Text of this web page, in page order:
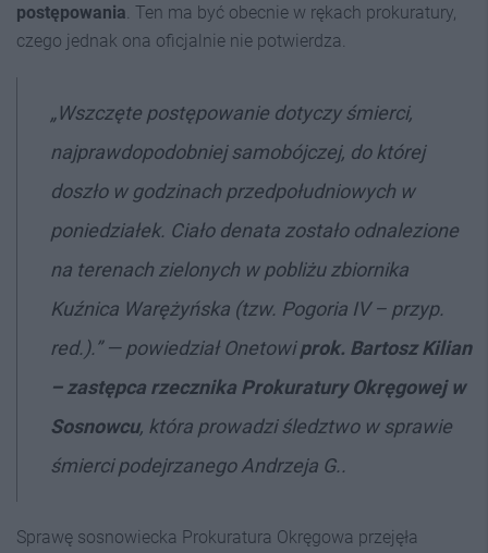
postępowania . Ten ma być obecnie w rękach prokuratury,
czego jednak ona oficjalnie nie potwierdza.
„Wszczęte postępowanie dotyczy śmierci,
najprawdopodobniej samobójczej, do której
doszło w godzinach przedpołudniowych w
poniedziałek. Ciało denata zostało odnalezione
na terenach zielonych w pobliżu zbiornika
Kuźnica Warężyńska (tzw. Pogoria IV – przyp.
red.).” — powiedział Onetowiprok. Bartosz Kilian
–zastępca rzecznika Prokuratury Okręgowej w
Sosnowcu, która prowadzi śledztwo w sprawie
śmierci podejrzanego Andrzeja G..
Sprawę sosnowiecka Prokuratura Okręgowa przejęła